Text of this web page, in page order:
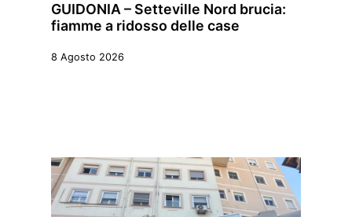
GUIDONIA – Setteville Nord brucia:
fiamme a ridosso delle case
8 Agosto 2026